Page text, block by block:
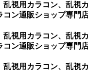
乱視用カラコン、乱
ン通販ショップ専門
乱視用カラコン、乱
ン通販ショップ専門
乱視用カラコン、乱